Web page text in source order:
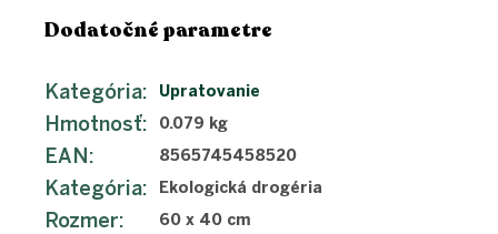
Dodatočné parametre
Kategória: Upratovanie
Hmotnosť: 0.079 kg
EAN: 8565745458520
Kategória: Ekologická drogéria
Rozmer: 60 x 40 cm